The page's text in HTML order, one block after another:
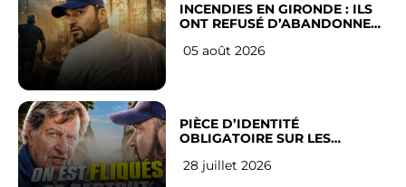
INCENDIES EN GIRONDE : ILS
ONT REFUSÉ D’ABANDONNER
05 août 2026
PIÈCE D’IDENTITÉ
OBLIGATOIRE SUR LES
Français
28 juillet 2026